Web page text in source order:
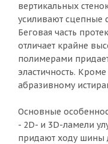
вертикальных
усиливают сцепные
Беговая часть
отличает крайне
полимерами
эластичность.
абразивному
Основные
- 2D- и 3D-ламели
придают ходу шины